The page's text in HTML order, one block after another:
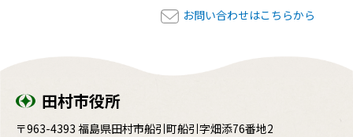
お問い合わせはこちらから
田村市役所
〒963-4393 福島県田村市船引町船引字畑添76番地2